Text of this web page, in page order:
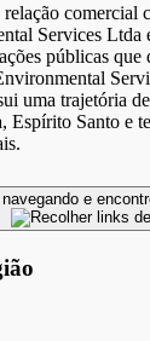
relação comercial
Services Ltda
públicas
uma trajetória
Espírito Santo e